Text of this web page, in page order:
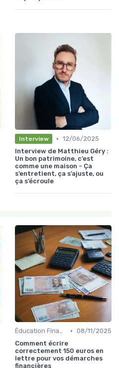
Interview • 12/06/2025
Interview de Matthieu Géry :
Un bon patrimoine, c’est
comme une maison - Ça
s’entretient, ça s’ajuste, ou
ça s’écroule
Éducation Financière • 08/11/2025
Comment écrire
correctement 150 euros en
lettre pour vos démarches
financières